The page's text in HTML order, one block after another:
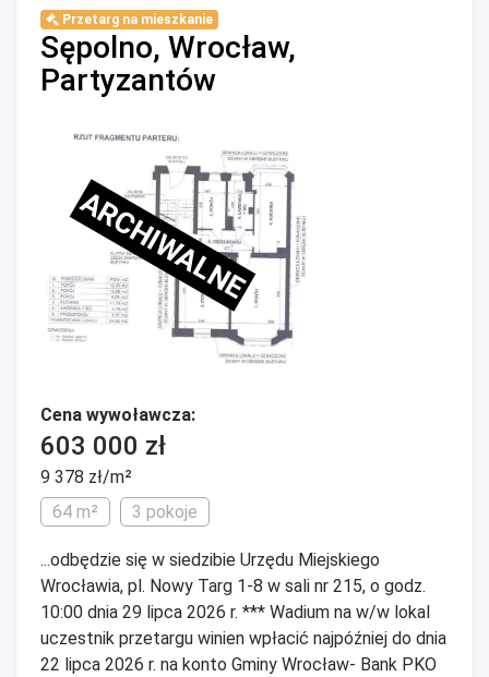
Przetarg na mieszkanie
Sępolno, Wrocław,
Partyzantów
ARCHIWALNE
Cena wywoławcza:
603 000 zł
9 378 zł/m²
64 m²
3 pokoje
...odbędzie się w siedzibie Urzędu Miejskiego
Wrocławia, pl. Nowy Targ 1-8 w sali nr 215, o godz.
10:00 dnia 29 lipca 2026 r. *** Wadium na w/w lokal
uczestnik przetargu winien wpłacić najpóźniej do dnia
22 lipca 2026 r. na konto Gminy Wrocław- Bank PKO